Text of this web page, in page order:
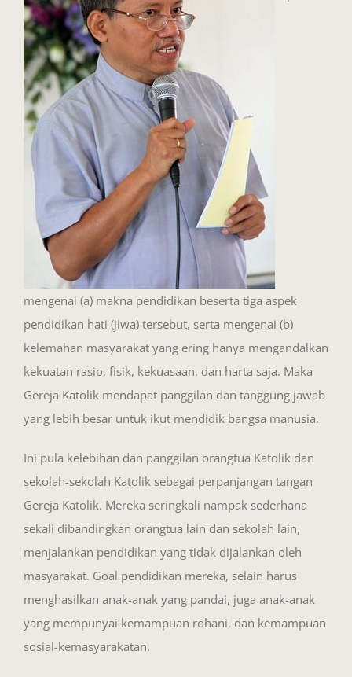
mengenai (a) makna pendidikan beserta tiga aspek
pendidikan hati (jiwa) tersebut, serta mengenai (b)
kelemahan masyarakat yang ering hanya mengandalkan
kekuatan rasio, fisik, kekuasaan, dan harta saja. Maka
Gereja Katolik mendapat panggilan dan tanggung jawab
yang lebih besar untuk ikut mendidik bangsa manusia.
Ini pula kelebihan dan panggilan orangtua Katolik dan
sekolah-sekolah Katolik sebagai perpanjangan tangan
Gereja Katolik. Mereka seringkali nampak sederhana
sekali dibandingkan orangtua lain dan sekolah lain,
menjalankan pendidikan yang tidak dijalankan oleh
masyarakat. Goal pendidikan mereka, selain harus
menghasilkan anak-anak yang pandai, juga anak-anak
yang mempunyai kemampuan rohani, dan kemampuan
sosial-kemasyarakatan.